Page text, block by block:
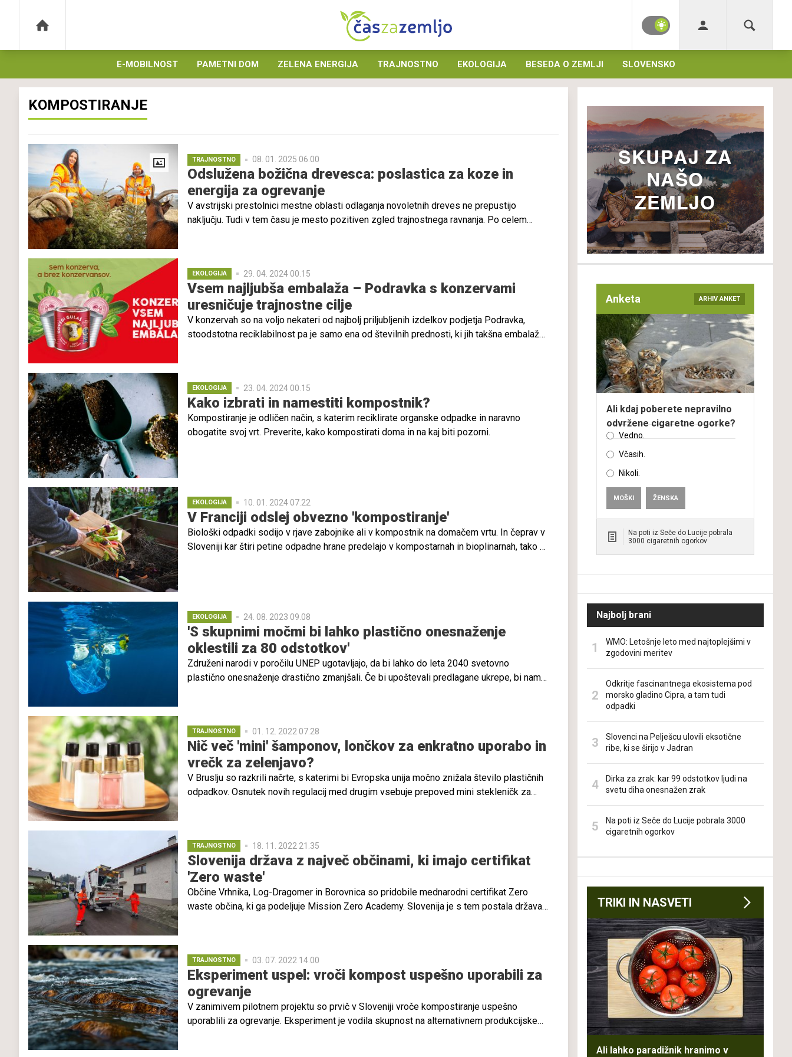
E-MOBILNOST PAMETNI DOM ZELENA ENERGIJA TRAJNOSTNO EKOLOGIJA BESEDA O ZEMLJI SLOVENSKO
KOMPOSTIRANJE
TRAJNOSTNO 08. 01. 2025 06.00
Odslužena božična drevesca: poslastica za koze in
energija za ogrevanje
V avstrijski prestolnici mestne oblasti odlaganja novoletnih dreves ne prepustijo
naključju. Tudi v tem času je mesto pozitiven zgled trajnostnega ravnanja. Po celem
odličen posladek za posebne mestne delavke – koze.
EKOLOGIJA 29. 04. 2024 00.15
Vsem najljubša embalaža – Podravka s konzervami
uresničuje trajnostne cilje
V konzervah so na voljo nekateri od najbolj priljubljenih izdelkov podjetja Podravka,
stoodstotna reciklabilnost pa je samo ena od številnih prednosti, ki jih takšna embalaža
EKOLOGIJA 23. 04. 2024 00.15
Kako izbrati in namestiti kompostnik?
Kompostiranje je odličen način, s katerim reciklirate organske odpadke in naravno
obogatite svoj vrt. Preverite, kako kompostirati doma in na kaj biti pozorni.
EKOLOGIJA 10. 01. 2024 07.22
V Franciji odslej obvezno 'kompostiranje'
Biološki odpadki sodijo v rjave zabojnike ali v kompostnik na domačem vrtu. In čeprav v
Sloveniji kar štiri petine odpadne hrane predelajo v kompostarnah in bioplinarnah, tako ni
EKOLOGIJA 24. 08. 2023 09.08
'S skupnimi močmi bi lahko plastično onesnaženje
oklestili za 80 odstotkov'
Združeni narodi v poročilu UNEP ugotavljajo, da bi lahko do leta 2040 svetovno
plastično onesnaženje drastično zmanjšali. Če bi upoštevali predlagane ukrepe, bi nam
TRAJNOSTNO 01. 12. 2022 07.28
Nič več 'mini' šamponov, lončkov za enkratno uporabo in
vrečk za zelenjavo?
V Bruslju so razkrili načrte, s katerimi bi Evropska unija močno znižala število plastičnih
odpadkov. Osnutek novih regulacij med drugim vsebuje prepoved mini stekleničk za
TRAJNOSTNO 18. 11. 2022 21.35
Slovenija država z največ občinami, ki imajo certifikat
'Zero waste'
Občine Vrhnika, Log-Dragomer in Borovnica so pridobile mednarodni certifikat Zero
waste občina, ki ga podeljuje Mission Zero Academy. Slovenija je s tem postala država
TRAJNOSTNO 03. 07. 2022 14.00
Eksperiment uspel: vroči kompost uspešno uporabili za
ogrevanje
V zanimivem pilotnem projektu so prvič v Sloveniji vroče kompostiranje uspešno
uporablili za ogrevanje. Eksperiment je vodila skupnost na alternativnem produkcijskem
Anketa ARHIV ANKET
Ali kdaj poberete nepravilno
odvržene cigaretne ogorke?
Vedno.
Včasih.
Nikoli.
MOŠKI ŽENSKA
Na poti iz Seče do Lucije pobrala
3000 cigaretnih ogorkov
Najbolj brani
WMO: Letošnje leto med najtoplejšimi v
zgodovini meritev
Odkritje fascinantnega ekosistema pod
morsko gladino Cipra, a tam tudi
odpadki
Slovenci na Pelješcu ulovili eksotične
ribe, ki se širijo v Jadran
Dirka za zrak: kar 99 odstotkov ljudi na
svetu diha onesnažen zrak
Na poti iz Seče do Lucije pobrala 3000
cigaretnih ogorkov
TRIKI IN NASVETI
Ali lahko paradižnik hranimo v